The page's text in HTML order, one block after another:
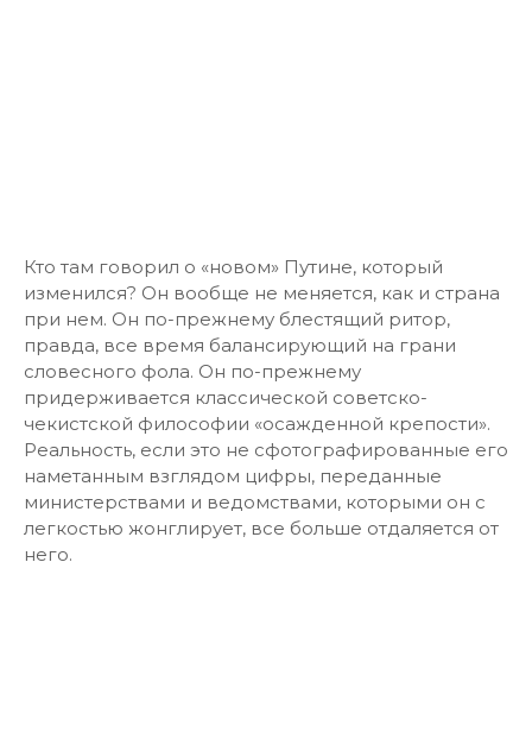
Кто там говорил о «новом» Путине, который
изменился? Он вообще не меняется, как и страна
при нем. Он по-прежнему блестящий ритор,
правда, все время балансирующий на грани
словесного фола. Он по-прежнему
придерживается классической советско-
чекистской философии «осажденной крепости».
Реальность, если это не сфотографированные его
наметанным взглядом цифры, переданные
министерствами и ведомствами, которыми он с
легкостью жонглирует, все больше отдаляется от
него.